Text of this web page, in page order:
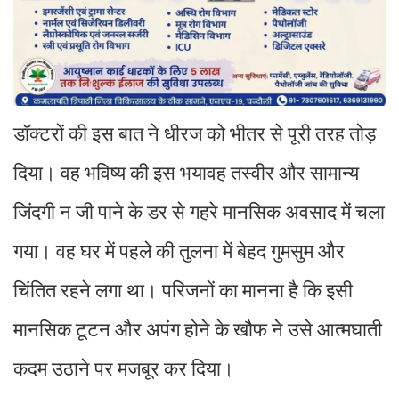
डॉक्टरों की इस बात ने धीरज को भीतर से पूरी तरह तोड़
दिया। वह भविष्य की इस भयावह तस्वीर और सामान्य
जिंदगी न जी पाने के डर से गहरे मानसिक अवसाद में चला
गया। वह घर में पहले की तुलना में बेहद गुमसुम और
चिंतित रहने लगा था। परिजनों का मानना है कि इसी
मानसिक टूटन और अपंग होने के खौफ ने उसे आत्मघाती
कदम उठाने पर मजबूर कर दिया।